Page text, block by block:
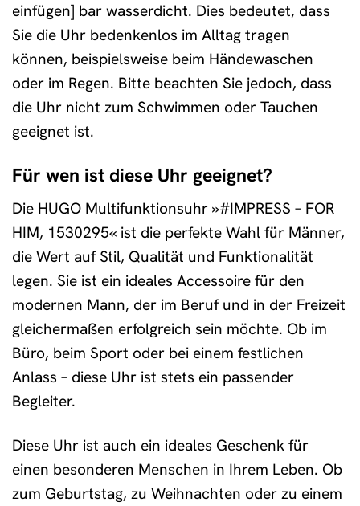
einfügen] bar wasserdicht. Dies bedeutet, dass
Sie die Uhr bedenkenlos im Alltag tragen
können, beispielsweise beim Händewaschen
oder im Regen. Bitte beachten Sie jedoch, dass
die Uhr nicht zum Schwimmen oder Tauchen
geeignet ist.
Für wen ist diese Uhr geeignet?
Die HUGO Multifunktionsuhr »#IMPRESS – FOR
HIM, 1530295« ist die perfekte Wahl für Männer,
die Wert auf Stil, Qualität und Funktionalität
legen. Sie ist ein ideales Accessoire für den
modernen Mann, der im Beruf und in der Freizeit
gleichermaßen erfolgreich sein möchte. Ob im
Büro, beim Sport oder bei einem festlichen
Anlass – diese Uhr ist stets ein passender
Begleiter.
Diese Uhr ist auch ein ideales Geschenk für
einen besonderen Menschen in Ihrem Leben. Ob
zum Geburtstag, zu Weihnachten oder zu einem